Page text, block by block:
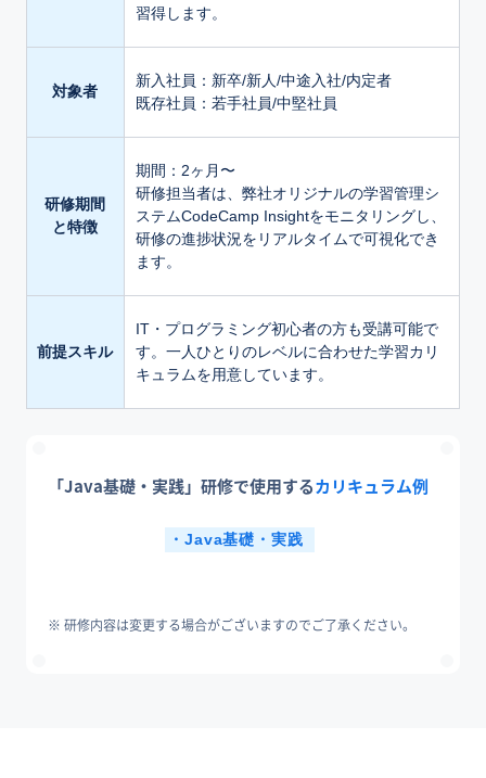
習得します。
対象者
新入社員：新卒/新人/中途入社/内定者
既存社員：若手社員/中堅社員
研修期間
と特徴
期間：2ヶ月〜
研修担当者は、弊社オリジナルの学習管理シ
ステムCodeCamp Insightをモニタリングし、
研修の進捗状況をリアルタイムで可視化でき
ます。
前提スキル
IT・プログラミング初心者の方も受講可能で
す。一人ひとりのレベルに合わせた学習カリ
キュラムを用意しています。
「Java基礎・実践」研修で使用するカリキュラム例
Java基礎・実践
研修内容は変更する場合がございますのでご了承ください。